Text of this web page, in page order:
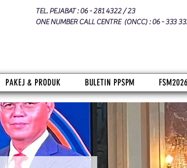
TEL. PEJABAT : 06 - 281 4322 / 23
ONE NUMBER CALL CENTRE (ONCC) : 06 - 333
PAKEJ & PRODUK BULETIN PPSPM